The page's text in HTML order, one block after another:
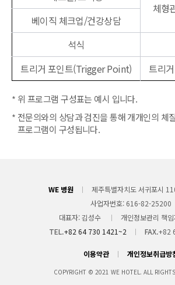
체형
베이직 체크업/건강상담
석식
트리거 포인트(Trigger Point)
트리
위 프로그램 구성표는 예시 입니다.
전문의와의 상담과 검진을 통해 개개인의 체
프로그램이 구성됩니다.
WE 병원
제주특별자치도 서귀포시
사업자번호 616-82-25200
대표자 김성수 개인정보관리 책
TEL.+82 64 730 1421~2 FAX.+82
이용약관 개인정보취급방
COPYRIGHT © 2021 WE HOTEL. ALL